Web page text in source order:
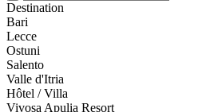
Destination
Bari
Lecce
Ostuni
Salento
Valle d'Itria
Hôtel / Villa
Vivosa Apulia Resort